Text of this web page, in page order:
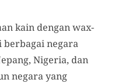
kain dengan wax-
berbagai negara
Nigeria, dan
negara yang